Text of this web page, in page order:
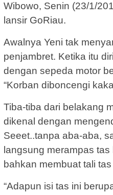
Wibowo, Senin (23/1/
lansir GoRiau.
Awalnya Yeni tak
penjambret. Ketika itu
dengan sepeda motor
“Korban diboncengi
Tiba-tiba dari belakang
dikenal dengan
Seeet..tanpa aba-aba,
langsung merampas
bahkan membuat tali
“Adapun isi tas ini